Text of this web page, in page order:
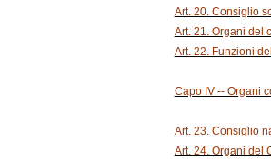
Art. 20. Consiglio
Art. 21. Organi del
Art. 22. Funzioni
Capo IV -- Organi
Art. 23. Consiglio
Art. 24. Organi del